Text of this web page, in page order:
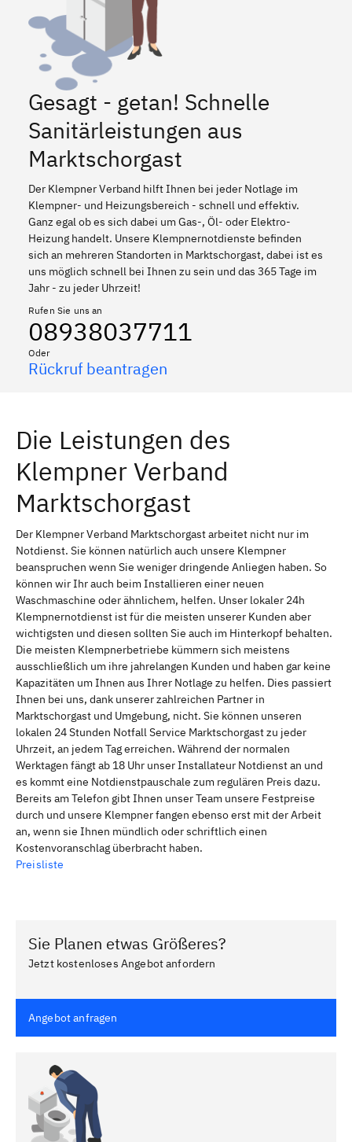
Gesagt - getan! Schnelle
Sanitärleistungen aus
Marktschorgast
Der Klempner Verband hilft Ihnen bei jeder Notlage im
Klempner- und Heizungsbereich - schnell und effektiv.
Ganz egal ob es sich dabei um Gas-, Öl- oder Elektro-
Heizung handelt. Unsere Klempnernotdienste befinden
sich an mehreren Standorten in Marktschorgast, dabei ist es
uns möglich schnell bei Ihnen zu sein und das 365 Tage im
Jahr - zu jeder Uhrzeit!
Rufen Sie uns an
08938037711
Oder
Rückruf beantragen
Die Leistungen des
Klempner Verband
Marktschorgast
Der Klempner Verband Marktschorgast arbeitet nicht nur im
Notdienst. Sie können natürlich auch unsere Klempner
beanspruchen wenn Sie weniger dringende Anliegen haben. So
können wir Ihr auch beim Installieren einer neuen
Waschmaschine oder ähnlichem, helfen. Unser lokaler 24h
Klempnernotdienst ist für die meisten unserer Kunden aber
wichtigsten und diesen sollten Sie auch im Hinterkopf behalten.
Die meisten Klempnerbetriebe kümmern sich meistens
ausschließlich um ihre jahrelangen Kunden und haben gar keine
Kapazitäten um Ihnen aus Ihrer Notlage zu helfen. Dies passiert
Ihnen bei uns, dank unserer zahlreichen Partner in
Marktschorgast und Umgebung, nicht. Sie können unseren
lokalen 24 Stunden Notfall Service Marktschorgast zu jeder
Uhrzeit, an jedem Tag erreichen. Während der normalen
Werktagen fängt ab 18 Uhr unser Installateur Notdienst an und
es kommt eine Notdienstpauschale zum regulären Preis dazu.
Bereits am Telefon gibt Ihnen unser Team unsere Festpreise
durch und unsere Klempner fangen ebenso erst mit der Arbeit
an, wenn sie Ihnen mündlich oder schriftlich einen
Kostenvoranschlag überbracht haben.
Preisliste
Sie Planen etwas Größeres?
Jetzt kostenloses Angebot anfordern
Angebot anfragen